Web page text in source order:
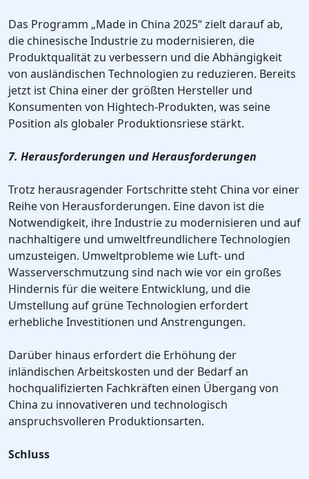
Das Programm „Made in China 2025“ zielt darauf ab,
die chinesische Industrie zu modernisieren, die
Produktqualität zu verbessern und die Abhängigkeit
von ausländischen Technologien zu reduzieren. Bereits
jetzt ist China einer der größten Hersteller und
Konsumenten von Hightech-Produkten, was seine
Position als globaler Produktionsriese stärkt.
7. Herausforderungen und Herausforderungen
Trotz herausragender Fortschritte steht China vor einer
Reihe von Herausforderungen. Eine davon ist die
Notwendigkeit, ihre Industrie zu modernisieren und auf
nachhaltigere und umweltfreundlichere Technologien
umzusteigen. Umweltprobleme wie Luft- und
Wasserverschmutzung sind nach wie vor ein großes
Hindernis für die weitere Entwicklung, und die
Umstellung auf grüne Technologien erfordert
erhebliche Investitionen und Anstrengungen.
Darüber hinaus erfordert die Erhöhung der
inländischen Arbeitskosten und der Bedarf an
hochqualifizierten Fachkräften einen Übergang von
China zu innovativeren und technologisch
anspruchsvolleren Produktionsarten.
Schluss